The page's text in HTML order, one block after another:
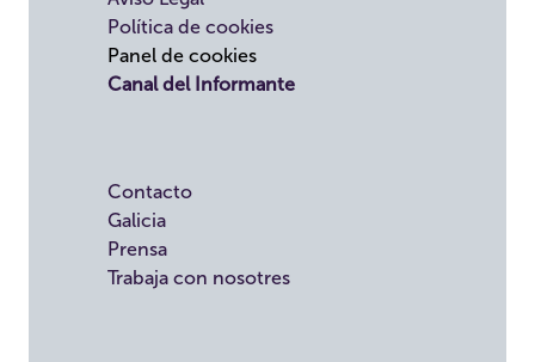
Política de cookies
Panel de cookies
Canal del Informante
Contacto
Galicia
Prensa
Trabaja con nosotres